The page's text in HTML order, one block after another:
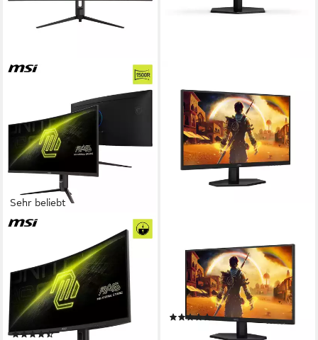
Sehr beliebt
MAG 342CQR Curved-
Gaming-Monitor
86 cm/ 34 Zoll Diagonale
3440 x 1440 px, UWQHD Auflösung
1 ms Reaktionszeit
Produktdatenblatt
(70)
27G42E Gaming-Monitor
68,6 cm/ 27 Zoll Diagonale
1920 x 1080 px, Full HD Auflösung
0,5 ms Reaktionszeit
Produktdatenblatt
(12)
UVP 169,00 €